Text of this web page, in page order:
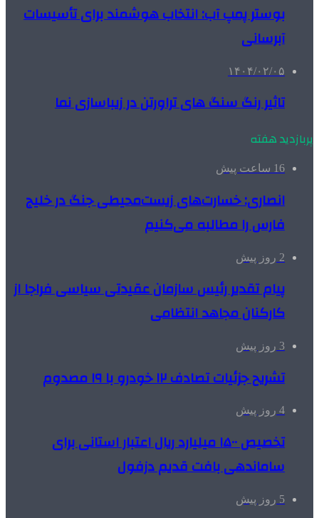
بوستر پمپ آب: انتخاب هوشمند برای تأسیسات
آبرسانی
۱۴۰۴/۰۲/۰۵
تاثیر رنگ سنگ های تراورتن در زیباسازی نما
پربازدید هفته
16 ساعت پیش
انصاری: خسارت‌های زیست‌محیطی جنگ در خلیج
فارس را مطالبه‌ می‌کنیم
2 روز پیش
پیام تقدیر رئیس سازمان عقیدتی سیاسی فراجا از
کارکنان مجاهد انتظامی
3 روز پیش
تشریح جزئیات تصادف ۱۲ خودرو با ۱۹ مصدوم
4 روز پیش
تخصیص ۱۵۰۰ میلیارد ریال اعتبار استانی برای
ساماندهی بافت قدیم دزفول
5 روز پیش